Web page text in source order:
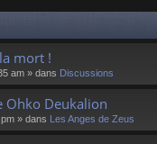
mort !
am » dans Discussions
Ohko Deukalion
» dans Les Anges de Zeus